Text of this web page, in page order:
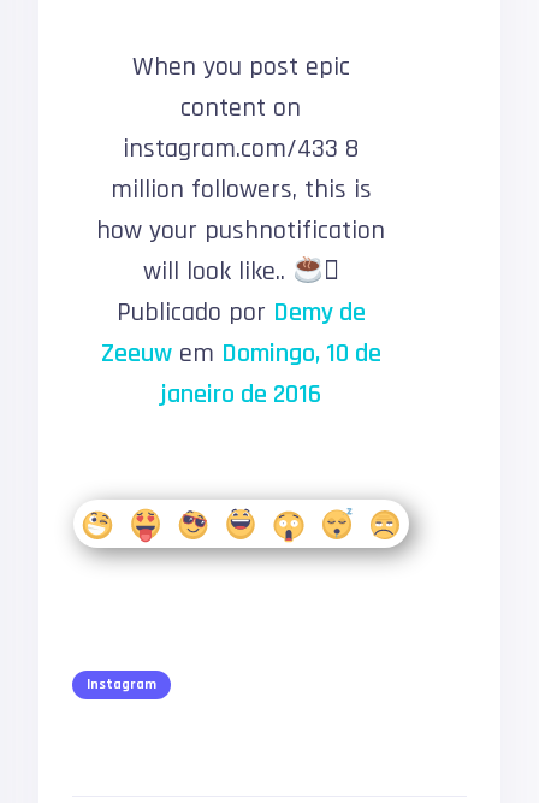
When you post epic
content on
instagram.com/433 8
million followers, this is
how your pushnotification
will look like..

Publicado por Demy de
Zeeuwem Domingo, 10 de
janeiro de 2016
Instagram